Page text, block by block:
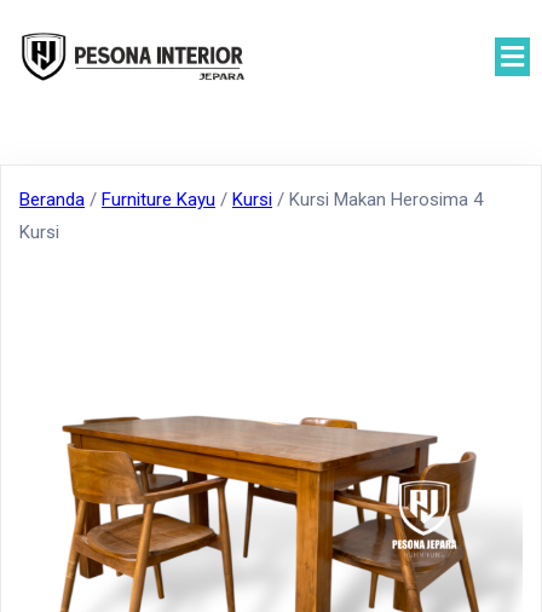
Beranda / Furniture Kayu / Kursi / Kursi Makan Herosima 4
Kursi